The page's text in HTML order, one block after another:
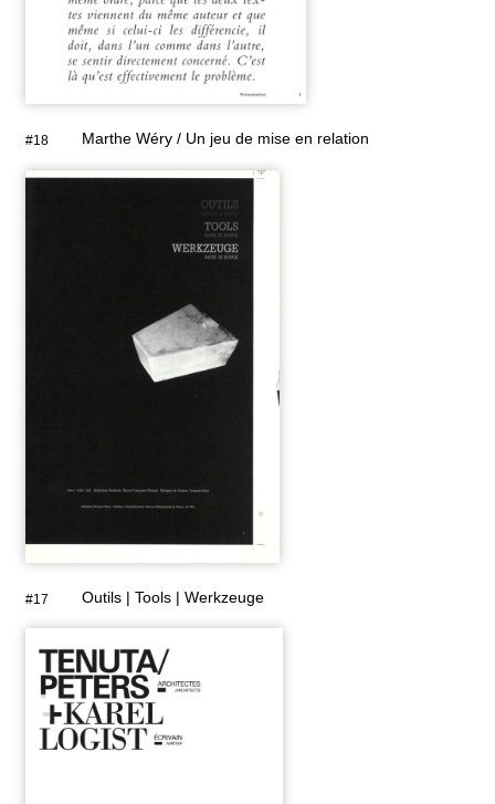
#18 Marthe Wéry / Un jeu de mise en relation
#17 Outils | Tools | Werkzeuge